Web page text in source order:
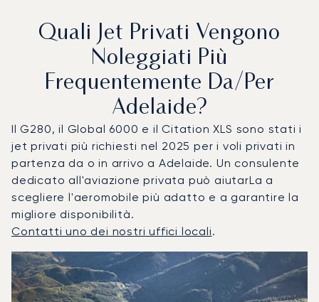
Quali Jet Privati Vengono
Noleggiati Più
Frequentemente Da/per
Adelaide?
Il G280, il Global 6000 e il Citation XLS sono stati i
jet privati più richiesti nel 2025 per i voli privati in
partenza da o in arrivo a Adelaide. Un consulente
dedicato all'aviazione privata può aiutarLa a
scegliere l'aeromobile più adatto e a garantire la
migliore disponibilità.
Contatti uno dei nostri uffici locali.
Foto dell'aeromobileModello di aeromobile
Velocità (km/h)
Velocità (nodi)
Autonomia
Autonomia (NM)